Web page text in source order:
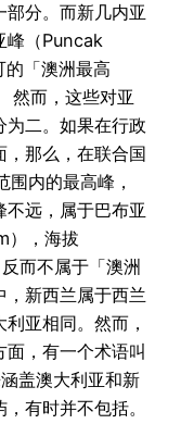
分。而新几内亚
峰（Puncak
「澳洲最高
然而，这些对亚
为二。如果在行政
，那么，在联合国
内的最高峰，
远，属于巴布亚
），海拔
而不属于「澳洲
，新西兰属于西兰
亚相同。然而，
，有一个术语叫
盖澳大利亚和新
有时并不包括。